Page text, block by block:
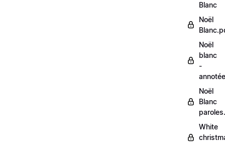
Blanc
Noël
Noël
blanc
-
Noël
Blanc
White